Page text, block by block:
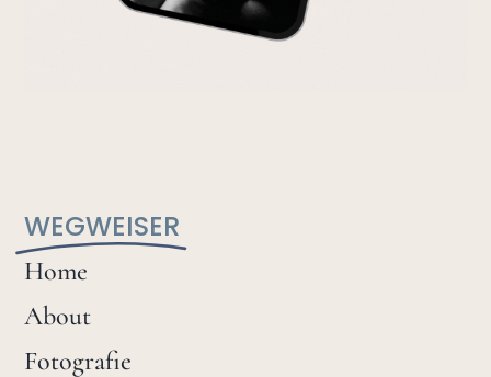
WEGWEISER
Home
About
Fotografie